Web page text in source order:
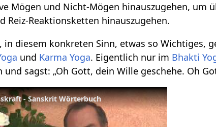
Mögen und Nicht-Mögen hinauszugehen, um
Reiz-Reaktionsketten hinauszugehen.
in diesem konkreten Sinn, etwas so Wichtiges,
und Karma Yoga. Eigentlich nur im Bhakti
und sagst: „Oh Gott, dein Wille geschehe. Oh
- Sanskrit Wörterbuch